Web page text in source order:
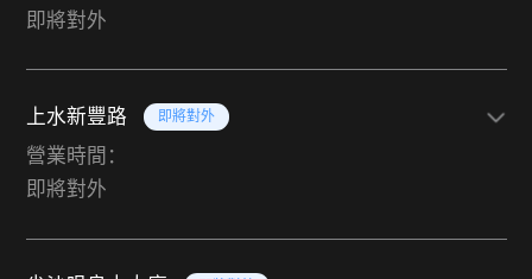
即將對外
上水新豐路 即將對外
營業時間：
即將對外